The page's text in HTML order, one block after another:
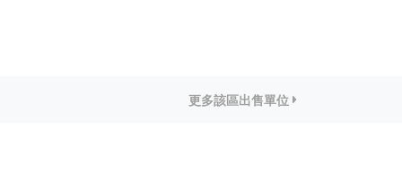
更多該區出售單位